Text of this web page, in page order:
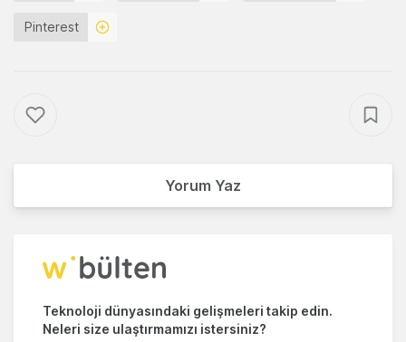
Pinterest
Yorum Yaz
Teknoloji dünyasındaki gelişmeleri takip edin.
Neleri size ulaştırmamızı istersiniz?